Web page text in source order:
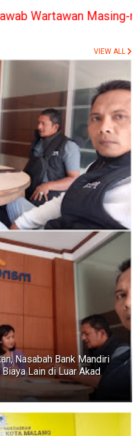
masing, PT.
VIEW ALL
Nasabah Bank Mandiri
Lain di Luar Akad